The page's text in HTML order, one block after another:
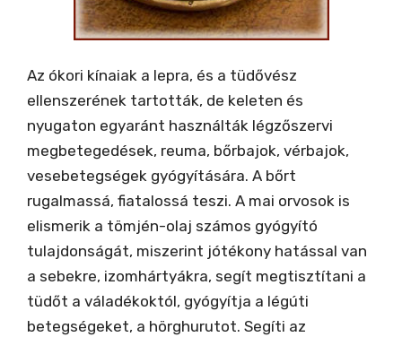
Az ókori kínaiak a lepra, és a tüdővész
ellenszerének tartották, de keleten és
nyugaton egyaránt használták légzőszervi
megbetegedések, reuma, bőrbajok, vérbajok,
vesebetegségek gyógyítására. A bőrt
rugalmassá, fiatalossá teszi. A mai orvosok is
elismerik a tömjén-olaj számos gyógyító
tulajdonságát, miszerint jótékony hatással van
a sebekre, izomhártyákra, segít megtisztítani a
tüdőt a váladékoktól, gyógyítja a légúti
betegségeket, a hörghurutot. Segíti az